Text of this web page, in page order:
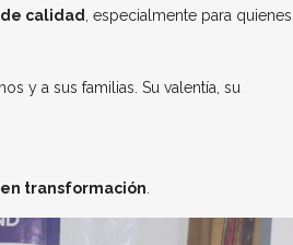
calidad
, especialmente para quienes
y a sus familias. Su valentía, su
transformación